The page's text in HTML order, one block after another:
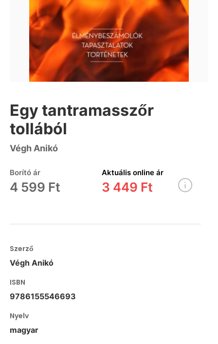
Egy tantramasszőr
tollából
Végh Anikó
Borító ár
4 599 Ft
Aktuális online ár
3 449 Ft
Szerző
Végh Anikó
ISBN
9786155546693
Nyelv
magyar